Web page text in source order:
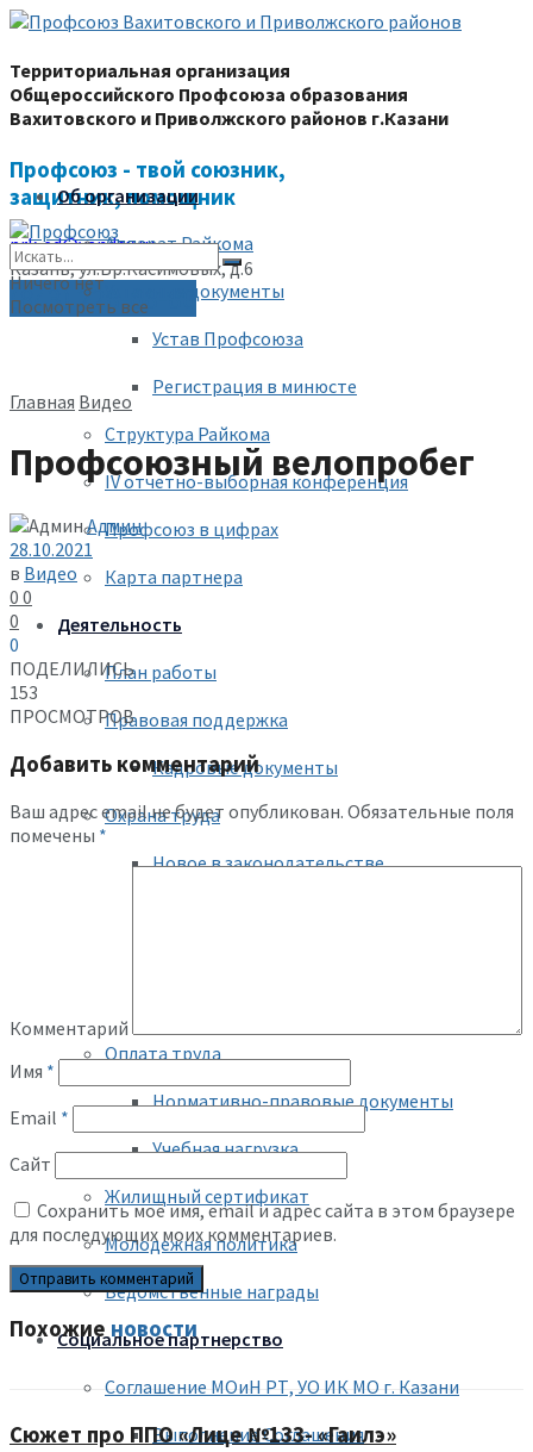
Территориальная организация
Общероссийского Профсоюза образования
Вахитовского и Приволжского районов г.Казани
Профсоюз - твой союзник,
защитник, помощник
prk-ed@yandex.ru
Казань, ул.Бр.Касимовых, д.6
(843) 228-68-80
Об организации
Аппарат Райкома
Уставные документы
Устав Профсоюза
Регистрация в минюсте
Структура Райкома
IV отчетно-выборная конференция
Профсоюз в цифрах
Карта партнера
Деятельность
План работы
Правовая поддержка
Кадровые документы
Охрана труда
Новое в законодательстве
Оплата труда
Нормативно-правовые документы
Учебная нагрузка
Жилищный сертификат
Молодежная политика
Ведомственные награды
Социальное партнерство
Соглашение МОиН РТ, УО ИК МО г. Казани
Выполнение Соглашения
Ничего нет
Посмотреть все
Главная Видео
Профсоюзный велопробег
Админ
28.10.2021
в Видео
0 0
0
0
ПОДЕЛИЛИСЬ
153
ПРОСМОТРОВ
Добавить комментарий
Ваш адрес email не будет опубликован. Обязательные поля
помечены *
Комментарий
Имя *
Email *
Сайт
Сохранить моё имя, email и адрес сайта в этом браузере
для последующих моих комментариев.
Похожие новости
Сюжет про ППО «Лице №133- «Гаилэ»